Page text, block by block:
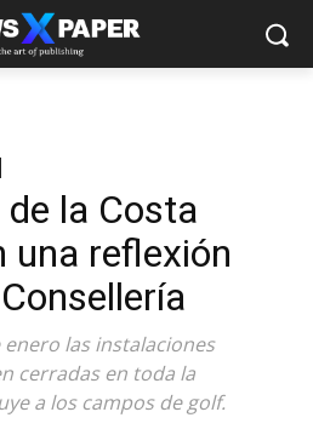
la Costa
una reflexión
las instalaciones
cerradas en toda la
a los campos de golf.